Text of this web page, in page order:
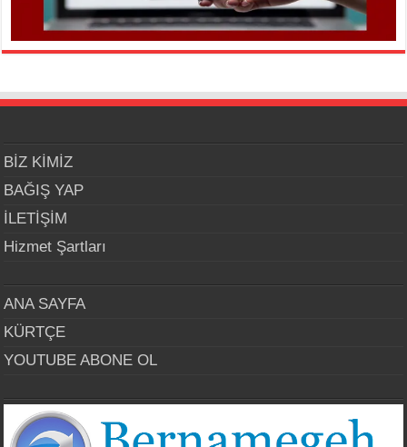
BİZ KİMİZ
BAĞIŞ YAP
İLETİŞİM
Hizmet Şartları
ANA SAYFA
KÜRTÇE
YOUTUBE ABONE OL